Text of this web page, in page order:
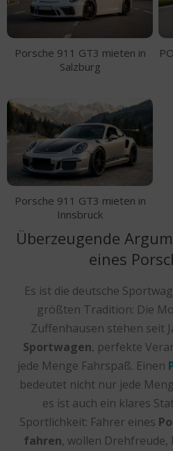
Porsche 911 GT3 mieten in
Salzburg
Porsche 911 GT3 mieten in
Innsbruck
Überzeugende
eines
Es ist die deutsche
größten Tradition: Die
Zuffenhausen stehen seit
Sportwagen, perfekte
jede Menge Fahrspaß. Einen
bedeutet nicht nur jede
es ist auch ein klares
Sportlichkeit: Fahrer eines
fahren, wollen